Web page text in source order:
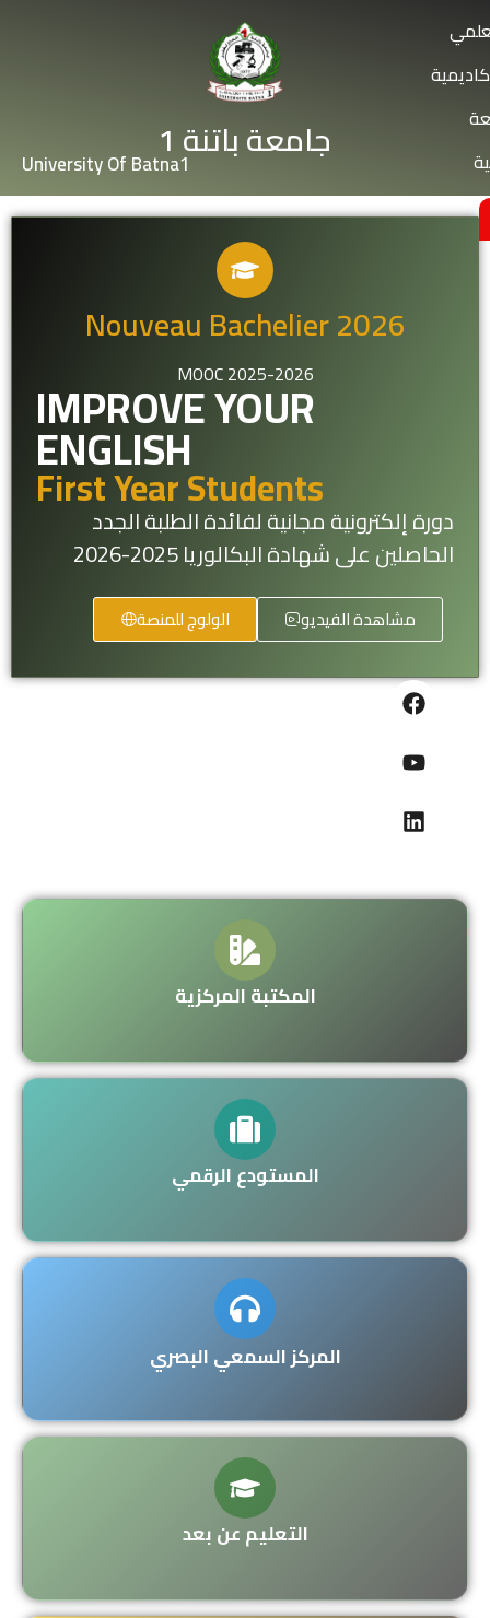
جامعة باتنة 1University Of Batna1
Nouveau Bachelier 2026
MOOC 2025-2026
IMPROVE YOUR
ENGLISH
First Year Students
دورة إلكترونية مجانية لفائدة الطلبة الجدد
الحاصلين على شهادة البكالوريا 2025-2026
مشاهدة الفيديو الولوج للمنصة
المكتبة المركزية
المستودع الرقمي
المركز السمعي البصري
التعليم عن بعد